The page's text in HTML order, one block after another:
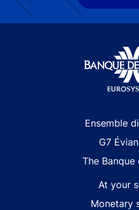
Ensemble
G7
The Banque
At your
Monetary